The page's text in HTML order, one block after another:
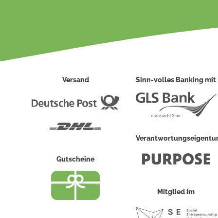
Versand
Deutsche
Gutscheine
Sinn-volles Banking mit
Mitglied im